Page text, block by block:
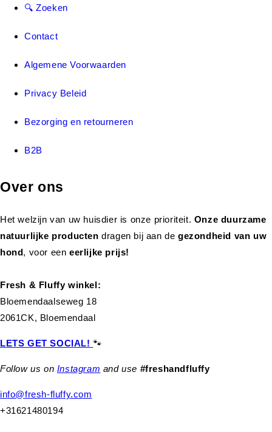
🔍 Zoeken
Contact
Algemene Voorwaarden
Privacy Beleid
Bezorging en retourneren
B2B
Over ons
Het welzijn van uw huisdier is onze prioriteit. Onze duurzame
natuurlijke productendragen bij aan de gezondheid van uw
hond, voor eeneerlijke prijs!
Fresh & Fluffy winkel:
Bloemendaalseweg 18
2061CK, Bloemendaal
LETS GET SOCIAL!🐾
Follow us on Instagram and use #freshandfluffy
info@fresh-fluffy.com
+31621480194